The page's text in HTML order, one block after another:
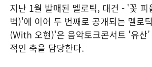
지난 1월 발매된 멜로틱, 대건 - '꽃 피
벽)'에 이어 두 번째로 공개되는 멜로
(With 오현)'은 음악토크콘서트 '유산'
적인 축을 담당한다.